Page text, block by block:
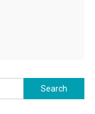
Search for: